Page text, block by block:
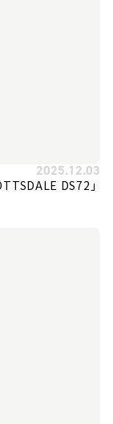
2025.12.03
DS72」